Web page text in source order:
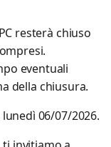
resterà chiuso
eventuali
della chiusura.
06/07/2026.